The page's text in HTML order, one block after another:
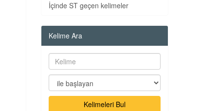
İçinde ST geçen kelimeler
Kelime Ara
Kelimeleri Bul